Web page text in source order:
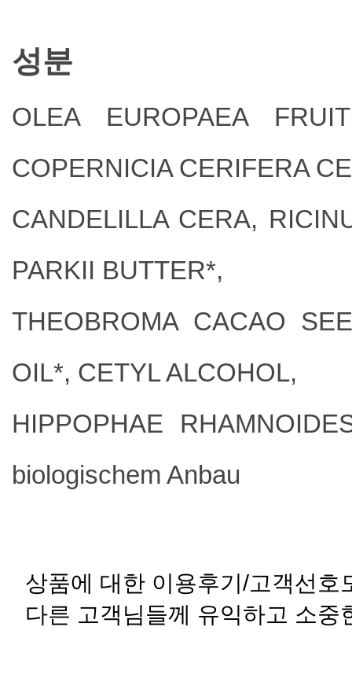
성분
OLEA EUROPAEA
COPERNICIA CERIFERA
CANDELILLA CERA,
PARKII BUTTER*,
THEOBROMA CACAO
OIL*, CETYL ALCOHOL,
HIPPOPHAE
biologischem Anbau
상품에 대한 이용후기/고객선호
다른 고객님들께 유익하고 소중